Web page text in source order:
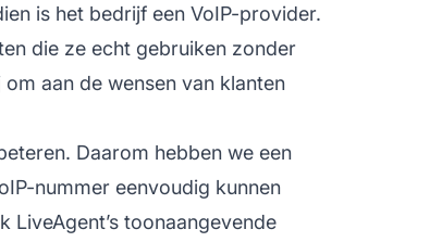
is het bedrijf een VoIP-provider.
die ze echt gebruiken zonder
aan de wensen van klanten
Daarom hebben we een
nummer eenvoudig kunnen
toonaangevende